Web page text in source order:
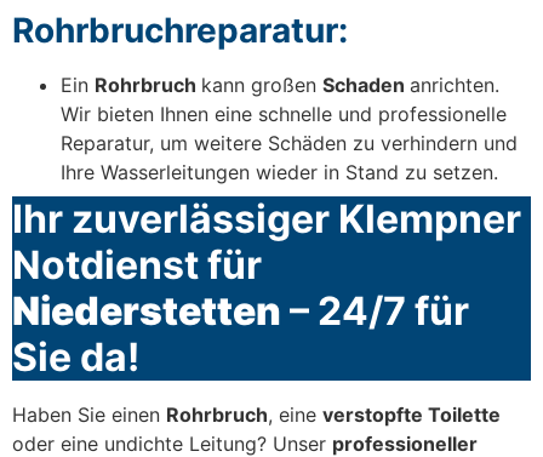
Rohrbruchreparatur:
Ein Rohrbruch kann großen Schaden anrichten.
Wir bieten Ihnen eine schnelle und professionelle
Reparatur, um weitere Schäden zu verhindern und
Ihre Wasserleitungen wieder in Stand zu setzen.
Ihr zuverlässiger Klempner
Notdienst für
Niederstetten – 24/7 für
Sie da!
Haben Sie einen Rohrbruch, eine verstopfte Toilette
oder eine undichte Leitung? Unser professioneller